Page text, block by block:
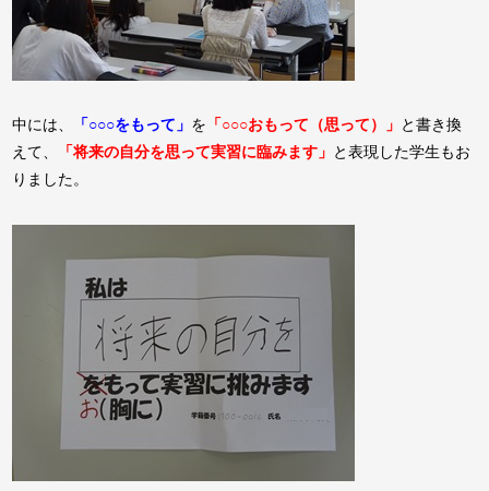
中には、 「○○○をもって」 を 「○○○おもって（思って）」 と書き換
えて、
「将来の自分を思って実習に臨みます」 と表現した学生もお
りました。